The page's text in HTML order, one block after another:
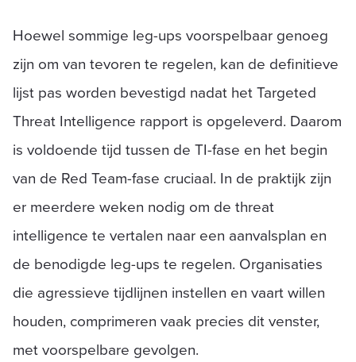
Hoewel sommige leg-ups voorspelbaar genoeg
zijn om van tevoren te regelen, kan de definitieve
lijst pas worden bevestigd nadat het Targeted
Threat Intelligence rapport is opgeleverd. Daarom
is voldoende tijd tussen de TI-fase en het begin
van de Red Team-fase cruciaal. In de praktijk zijn
er meerdere weken nodig om de threat
intelligence te vertalen naar een aanvalsplan en
de benodigde leg-ups te regelen. Organisaties
die agressieve tijdlijnen instellen en vaart willen
houden, comprimeren vaak precies dit venster,
met voorspelbare gevolgen.